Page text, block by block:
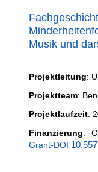
Musik und
Projektleitung:
Projektteam:
Projektlaufzeit:
Finanzierung:
Grant-DOI